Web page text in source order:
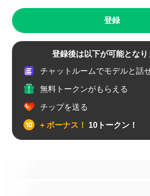
登録
登録後は以下が可能となり
チャットルームでモデルと話
無料トークンがもらえる
チップを送る
+ ボーナス！ 10トークン！